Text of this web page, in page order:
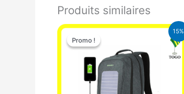
Produits similaires
15%
Promo !
Promo !
Le
initial
29.500 CFA.
Le
est :
25.000 CFA.